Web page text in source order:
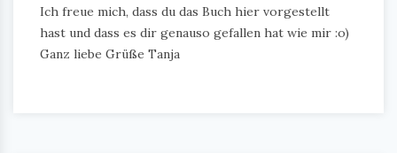
Ich freue mich, dass du das Buch hier vorgestellt
hast und dass es dir genauso gefallen hat wie mir :o)
Ganz liebe Grüße Tanja